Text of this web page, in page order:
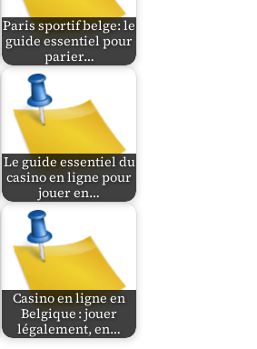
Paris sportif belge: le
guide essentiel pour
parier…
Le guide essentiel du
casino en ligne pour
jouer en…
Casino en ligne en
Belgique : jouer
légalement, en…